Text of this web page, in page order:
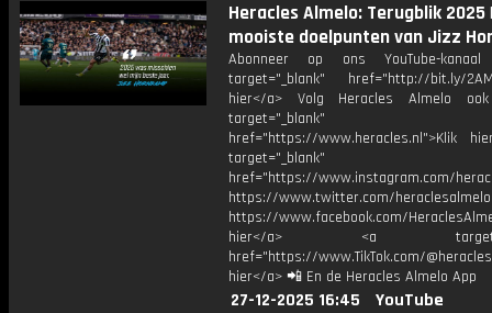
Heracles Almelo: Terugblik 2025
mooiste doelpunten van Jizz
Abonneer op ons YouTube-
target="_blank" href="http://bit.ly/
hier</a> Volg Heracles Almelo
target="_blank"
href="https://www.heracles.nl">Klik
target="_blank"
href="https://www.instagram.com/
https://www.twitter.com/heraclesalmelo
https://www.facebook.com/
hier</a> <a
href="https://www.TikTok.com/
hier</a> 📲 En de Heracles Almelo App
27-12-2025 16:45
YouTube